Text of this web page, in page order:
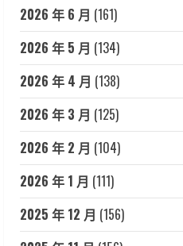
2026 年 6 月 (161)
2026 年 5 月 (134)
2026 年 4 月 (138)
2026 年 3 月 (125)
2026 年 2 月 (104)
2026 年 1 月 (111)
2025 年 12 月 (156)